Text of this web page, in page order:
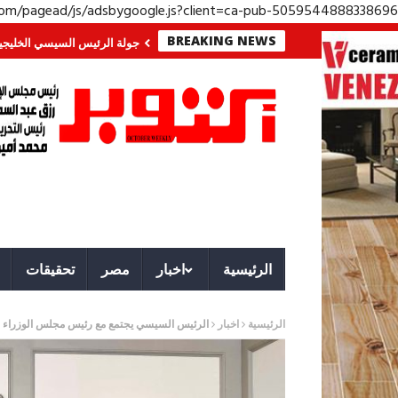
pagead/js/adsbygoogle.js?client=ca-pub-5059544888338696
BREAKING NEWS
الجنوب؟ معركة لا تُرى.. وحراس لا ينامون جولة الرئيس السيسي
الرئيسية اخبار مصر تحقيقات
الرئيسية اخبار الرئيس السيسي يجتمع مع رئيس مجلس الوزراء